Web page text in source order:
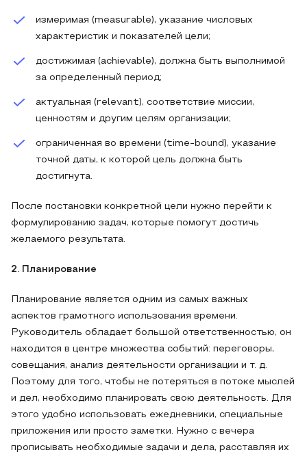
измеримая (measurable), указание числовых
характеристик и показателей цели;
достижимая (achievable), должна быть выполнимой
за определенный период;
актуальная (relevant), соответствие миссии,
ценностям и другим целям организации;
ограниченная во времени (time-bound), указание
точной даты, к которой цель должна быть
достигнута.
После постановки конкретной цели нужно перейти к
формулированию задач, которые помогут достичь
желаемого результата.
2. Планирование
Планирование является одним из самых важных
аспектов грамотного использования времени.
Руководитель обладает большой ответственностью, он
находится в центре множества событий: переговоры,
совещания, анализ деятельности организации и т. д.
Поэтому для того, чтобы не потеряться в потоке мыслей
и дел, необходимо планировать свою деятельность. Для
этого удобно использовать ежедневники, специальные
приложения или просто заметки. Нужно с вечера
прописывать необходимые задачи и дела, расставляя их